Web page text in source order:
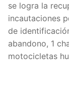
se logra la
incautaciones
de
abandono, 1
motocicletas